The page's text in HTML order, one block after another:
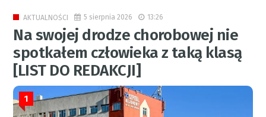
AKTUALNOŚCI 5 sierpnia 2026 13:26
Na swojej drodze chorobowej nie
spotkałem człowieka z taką klasą
[LIST DO REDAKCJI]
1